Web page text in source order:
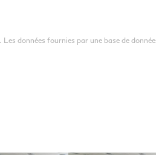
données fournies par une base de